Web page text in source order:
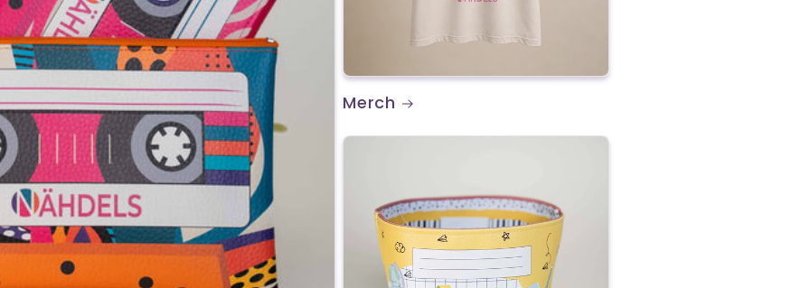
Merch